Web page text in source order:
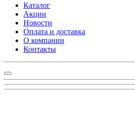
Каталог
Акции
Новости
Оплата и доставка
О компании
Контакты